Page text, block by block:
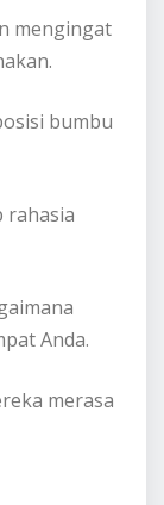
mengingat
bumbu
rahasia
Anda.
merasa